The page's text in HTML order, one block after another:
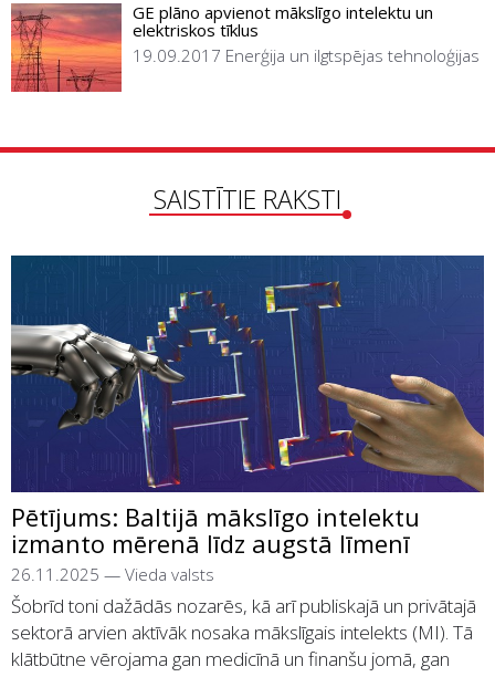
GE plāno apvienot mākslīgo intelektu un
elektriskos tīklus
19.09.2017 Enerģija un ilgtspējas tehnoloģijas
SAISTĪTIE RAKSTI
Pētījums: Baltijā mākslīgo intelektu
izmanto mērenā līdz augstā līmenī
26.11.2025 — Vieda valsts
Šobrīd toni dažādās nozarēs, kā arī publiskajā un privātajā
sektorā arvien aktīvāk nosaka mākslīgais intelekts (MI). Tā
klātbūtne vērojama gan medicīnā un finanšu jomā, gan